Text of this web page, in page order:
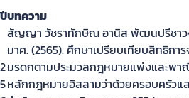
ปีบทความ
2
5
สัญญา วัชราทักษิณ อานิส พัฒนปรีชาว
มาศ. (2565). ศึกษาเปรียบเทียบสิทธิก
มรดกตามประมวลกฎหมายแพ่งและพ
หลักกฎหมายอิสลามว่าด้วยครอบครัวแ